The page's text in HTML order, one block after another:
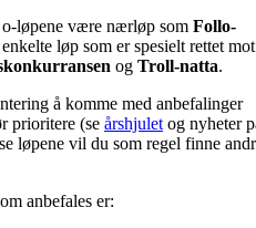
løpene være nærløp som Follo-
løp som er spesielt rettet mot
og Troll-natta.
å komme med anbefalinger
prioritere (se årshjulet og nyheter
løpene vil du som regel finne
anbefales er: